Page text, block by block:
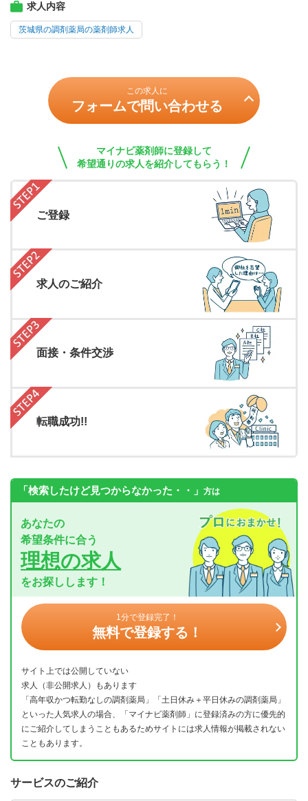
求人内容
茨城県の調剤薬局の薬剤師求人
この求人に
フォームで問い合わせる
マイナビ薬剤師に登録して
希望通りの求人を紹介してもらう！
ご登録
求人のご紹介
面接・条件交渉
転職成功!!
「検索したけど見つからなかった・・」 方は
あなたの
希望条件に合う
理想の求人
をお探しします！
1分で登録完了！
無料で登録する！
サイト上では公開していない
求人（非公開求人）もあります
「高年収かつ転勤なしの調剤薬局」「土日休み＋平日休みの調剤薬局」
といった人気求人の場合、「マイナビ薬剤師」に登録済みの方に優先的
にご紹介してしまうこともあるためサイトには求人情報が掲載されない
こともあります。
サービスのご紹介